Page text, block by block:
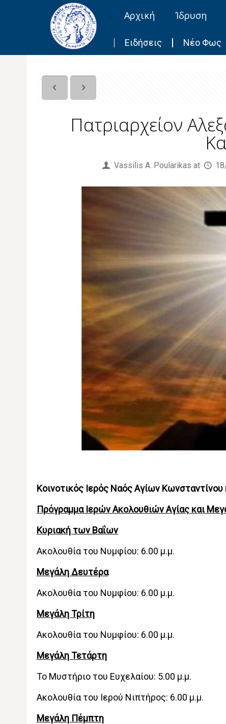
Αρχική Ίδρυση
Ειδήσεις Νέο Φως
Πατριαρχείον
Vassilis Α. Poularikas at
Κοινοτικός Ιερός Ναός Αγίων Κωνσταντίνου
Πρόγραμμα Ιερών Ακολουθιών Αγίας και
Κυριακή των Βαΐων
Ακολουθία του Νυμφίου: 6.00 μ.μ.
Μεγάλη Δευτέρα
Ακολουθία του Νυμφίου: 6.00 μ.μ.
Μεγάλη Τρίτη
Ακολουθία του Νυμφίου: 6.00 μ.μ.
Μεγάλη Τετάρτη
Το Μυστήριο του Ευχελαίου: 5.00 μ.μ.
Ακολουθία του Ιερού Νιπτήρος: 6.00 μ.μ.
Μεγάλη Πέμπτη